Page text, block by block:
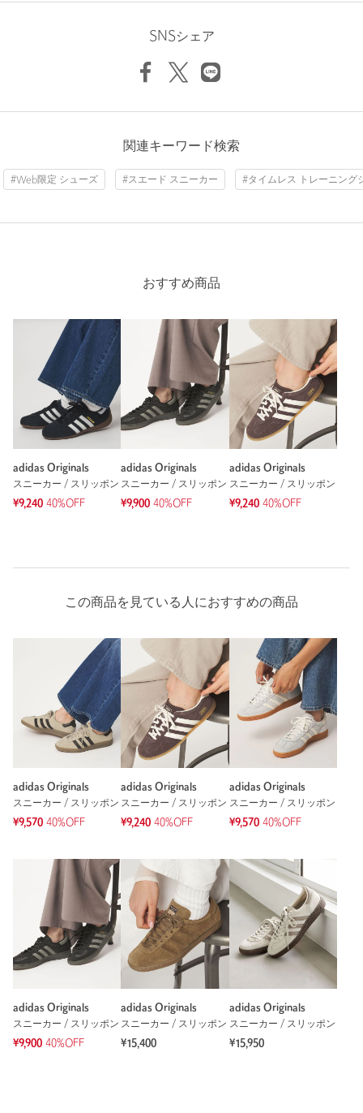
※商品の色味の目安は、商品単体の画像をご参照ください。
※シューズの重量は、シューズ本体のみ両足の重量となります。
※商品に不良が無い場合、包装紙および箱の破損がございまして
お問い合わせの際は、ユナイテッドアローズ カスタマーサービ
品名：★★adidas W GAZELLE ID 品番：36314000218
商品詳細
対象商品
裾上げ 対象外商品 裾上げについて
WOMEN
カテゴリー シューズ スニーカー / スリッポン
22.5cm 23cm 23.5cm 24cm 24.5cm 25cm
素材
商品番号 3631-4-000218
購入サイズ：24.5cm
｜
購入カラー：LT.PINK
年代：40代後半
165cm
普段の着用サイズ：
24.5cm
参考になった
ニックネーム： じゅえる
購入商品のサイズ感：ちょうどよい
ピンクが可愛くて、春や夏にたくさん履きたいと思います。
40代後半
156cm
普段の着用サイズ：
参考になった
※レビューは、個人の主観による感想・体感によるもので、商品の効果や性
能を保証するものではありません。
もっと見る
SNSシェア
関連キーワード検索
#Web限定 シューズ #スエード スニーカー #タイムレス トレーニング
おすすめ商品
adidas Originals
スニーカー / スリッポン
¥9,240 40%OFF
adidas Originals
スニーカー / スリッポン
¥9,900 40%OFF
adidas Originals
スニーカー / スリッポン
¥9,240 40%OFF
この商品を見ている人におすすめの商品
adidas Originals
スニーカー / スリッポン
¥9,570 40%OFF
adidas Originals
スニーカー / スリッポン
¥9,240 40%OFF
adidas Originals
スニーカー / スリッポン
¥9,570 40%OFF
adidas Originals
スニーカー / スリッポン
¥9,900 40%OFF
adidas Originals
スニーカー / スリッポン
¥15,400
adidas Originals
スニーカー / スリッポン
¥15,950